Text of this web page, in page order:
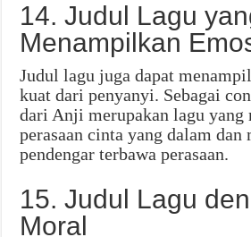
14. Judul Lagu
Menampilkan
Judul lagu juga dapat
kuat dari penyanyi. Sebagai
dari Anji merupakan lagu yang
perasaan cinta yang dalam dan
pendengar terbawa perasaan.
15. Judul Lagu
Moral